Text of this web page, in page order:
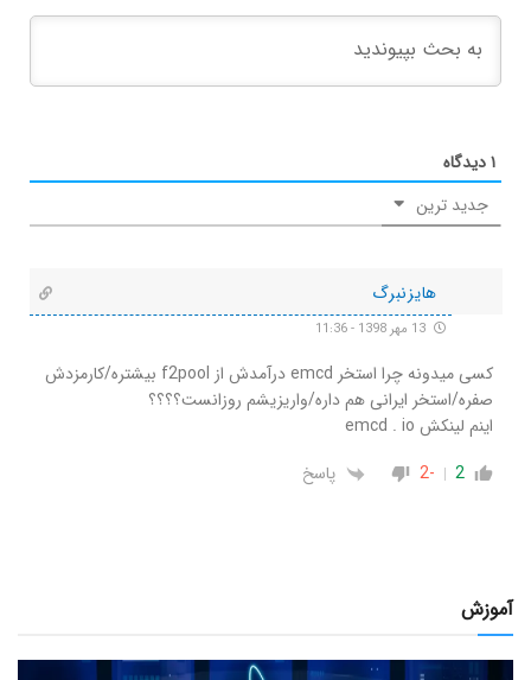
۱دیدگاه
جدید ترین
هایزنبرگ
کسی میدونه چرا استخر emcd درآمدش از f2pool بیشتره/کارمزدش
صفره/استخر ایرانی هم داره/واریزیشم روزانست؟؟؟؟
اینم لینکش emcd . io
2
-2 پاسخ
آموزش